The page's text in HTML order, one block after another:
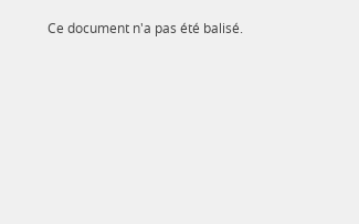
Ce document n'a pas été balisé.